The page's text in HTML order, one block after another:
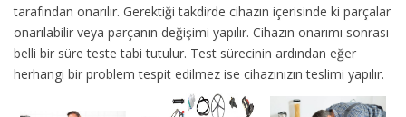
tarafından onarılır. Gerektiği takdirde cihazın içerisinde ki parçalar
onarılabilir veya parçanın değişimi yapılır. Cihazın onarımı sonrası
belli bir süre teste tabi tutulur. Test sürecinin ardından eğer
herhangi bir problem tespit edilmez ise cihazınızın teslimi yapılır.